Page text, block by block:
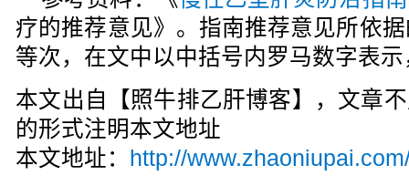
疗的推荐意见》。指南推荐意见所依
等次，在文中以中括号内罗马数字表
本文出自【照牛排乙肝博客】，文章
的形式注明本文地址
本文地址：
http://